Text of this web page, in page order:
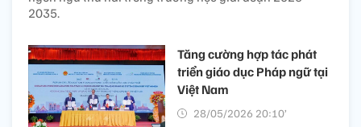
2035.
Tăng cường hợp tác phát
triển giáo dục Pháp ngữ tại
Việt Nam
28/05/2026 20:10’